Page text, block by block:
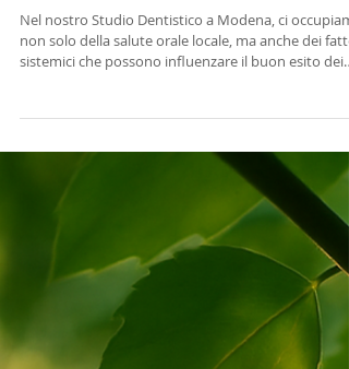
Vitamina D e Trattamenti
Dentali: Il Ruolo Decisivo nella
Guarigione e nel Successo
Clinico
Nel nostro Studio Dentistico a Modena, ci
non solo della salute orale locale, ma anche dei
sistemici che possono influenzare il buon esito dei
trattamenti. Tra questi, un elemento spesso
trascurato ma fondamentale è la vitamina D. La
correlazione tra vitamina D trattamenti dentali è
supportata da numerose evidenze cliniche. Una
carenza di questo nutriente può compromettere la